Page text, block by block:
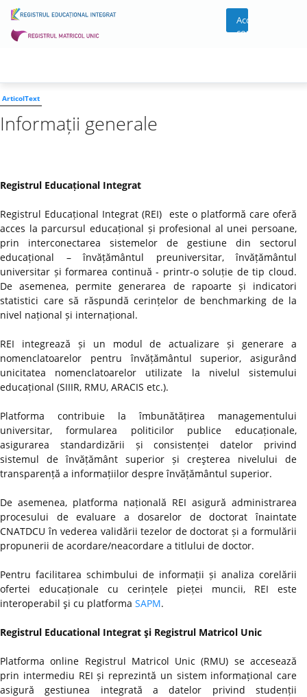
Acces
cont
ArticolText
Informații generale
Registrul Educațional Integrat
Registrul Educațional Integrat (REI) este o platformă care oferă
acces la parcursul educațional și profesional al unei persoane,
prin interconectarea sistemelor de gestiune din sectorul
educațional – învățământul preuniversitar, învățământul
universitar și formarea continuă - printr-o soluție de tip cloud.
De asemenea, permite generarea de rapoarte și indicatori
statistici care să răspundă cerințelor de benchmarking de la
nivel național și internațional.
REI integrează și un modul de actualizare și generare a
nomenclatoarelor pentru învățământul superior, asigurând
unicitatea nomenclatoarelor utilizate la nivelul sistemului
educațional (SIIIR, RMU, ARACIS etc.).
Platforma contribuie la îmbunătățirea managementului
universitar, formularea politicilor publice educaționale,
asigurarea standardizării și consistenței datelor privind
sistemul de învățământ superior și creşterea nivelului de
transparență a informațiilor despre învățământul superior.
De asemenea, platforma națională REI asigură administrarea
procesului de evaluare a dosarelor de doctorat înaintate
CNATDCU în vederea validării tezelor de doctorat și a formulării
propunerii de acordare/neacordare a titlului de doctor.
Pentru facilitarea schimbului de informații și analiza corelării
ofertei educaționale cu cerințele pieței muncii, REI este
interoperabil şi cu platforma SAPM.
Registrul Educational Integrat şi Registrul Matricol Unic
Platforma online Registrul Matricol Unic (RMU) se accesează
prin intermediu REI și reprezintă un sistem informațional care
asigură gestiunea integrată a datelor privind studenții